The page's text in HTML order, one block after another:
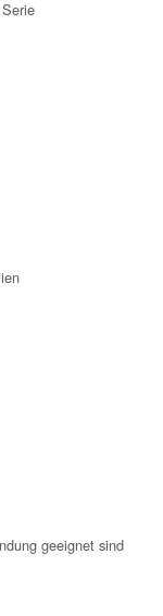
geeignet sind